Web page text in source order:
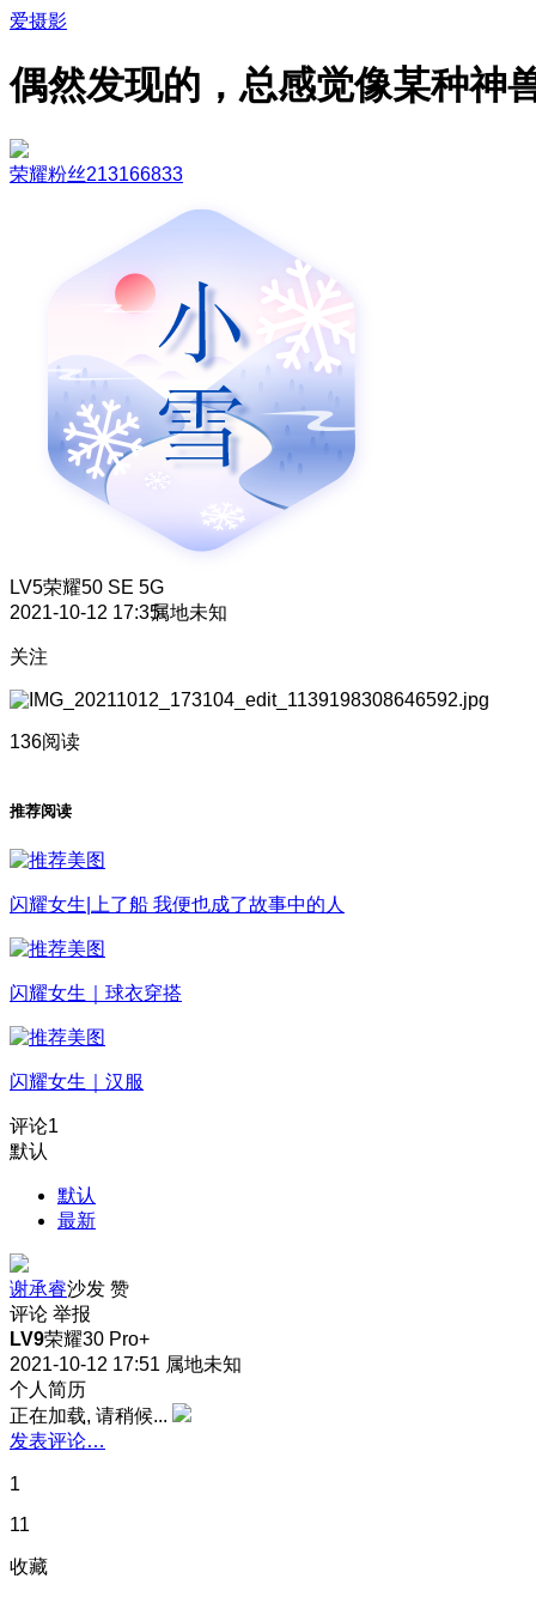
爱摄影
偶然发现的，总感觉像某种神
荣耀粉丝213166833
LV5荣耀50 SE 5G
2021-10-12 17:35属地未知
关注
136阅读
推荐阅读
闪耀女生|上了船 我便也成了故事中的人
闪耀女生｜球衣穿搭
闪耀女生｜汉服
评论1
默认
默认
最新
谢承睿沙发 赞
评论 举报
LV9荣耀30 Pro+
2021-10-12 17:51 属地未知
个人简历
正在加载, 请稍候...
发表评论…
1
11
收藏